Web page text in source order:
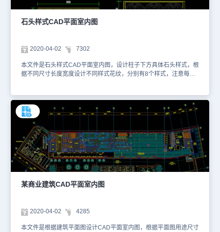
石头样式CAD平面室内图
2020-04-02 7302
本文件是石头样式CAD平面室内图，设计柱子下方具体石头样式，根
据不同尺寸长度宽度设计不同样式花纹，分别有8个样式，注意每个
商用。更多图纸库资源可访问浩辰CAD官网进行学习。1、柱子正下
方1.8米石头样式.
某商业建筑CAD平面室内图
2020-04-02 4285
本文件是根据建筑平面图设计CAD平面室内图，根据平面图用途尺寸